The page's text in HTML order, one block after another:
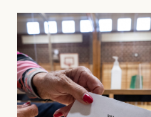
utpekas som israelisk
handlar artikeln om en
splittring och oro i
skapar betydligt mer oro
oberoende vänstern – än